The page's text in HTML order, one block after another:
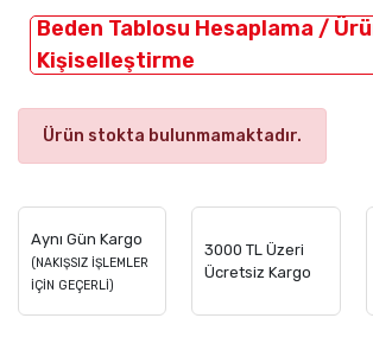
Beden Tablosu Hesaplama /
Kişiselleştirme
Ürün stokta bulunmamaktadır.
Aynı Gün Kargo
(NAKIŞSIZ İŞLEMLER
İÇİN GEÇERLİ)
3000 TL Üzeri
Ücretsiz Kargo